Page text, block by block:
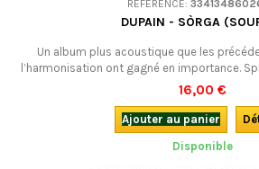
RÉFÉRENCE:
DUPAIN - SÒRGA
Un album plus acoustique que les
l’harmonisation ont gagné en importance.
vièle à roue, envolées azurées de la flûte,
lointain tonnerre, et le chant toujours aussi
Karpienia : Dupain est bien là, à la fois neuf
toujours été....
16,00 €
Ajouter au panier
Disponible